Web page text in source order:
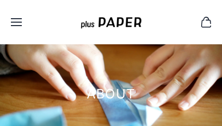
ABOUT